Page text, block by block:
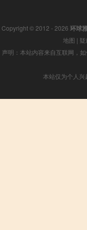
Copyright © 2012 - 2026 环球
地图 |
声明：本站内容来自互联网，
本站仅为个人